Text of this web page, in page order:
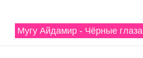
Мугу Айдамир - Чёрные глаза